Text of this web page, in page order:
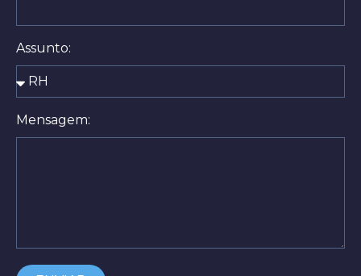
Assunto:
Mensagem: